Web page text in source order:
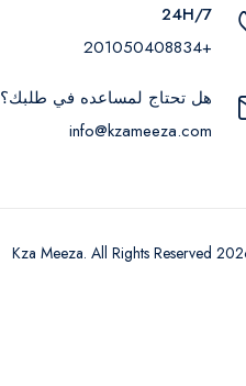
24H/7
+201050408834
هل تحتاج لمساعده في طلبك؟
info@kzameeza.com